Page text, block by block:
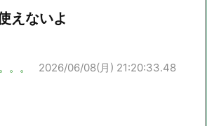
えないよ
。。 2026/06/08(月) 21:20:33.48